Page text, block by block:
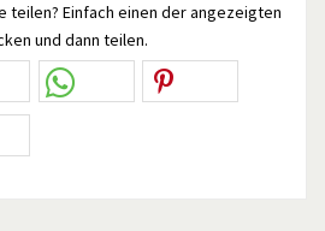
teilen? Einfach einen der angezeigten
und dann teilen.